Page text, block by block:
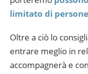
limitato di persone
Oltre a ciò lo
entrare meglio in
accompagnerà e